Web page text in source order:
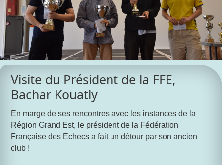
Visite du Président de la FFE,
Bachar Kouatly
En marge de ses rencontres avec les instances de la
Région Grand Est, le président de la Fédération
Française des Echecs a fait un détour par son ancien
club !